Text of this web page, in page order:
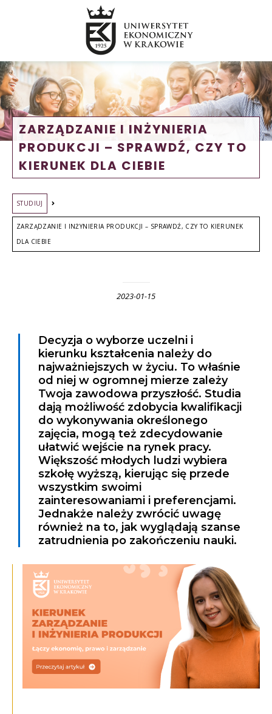
ZARZĄDZANIE I INŻYNIERIA
PRODUKCJI – SPRAWDŹ, CZY TO
KIERUNEK DLA CIEBIE
STUDIUJ
ZARZĄDZANIE I INŻYNIERIA PRODUKCJI – SPRAWDŹ, CZY TO KIERUNEK
DLA CIEBIE
2023-01-15
Decyzja o wyborze uczelni i
kierunku kształcenia należy do
najważniejszych w życiu. To właśnie
od niej w ogromnej mierze zależy
Twoja zawodowa przyszłość. Studia
dają możliwość zdobycia kwalifikacji
do wykonywania określonego
zajęcia, mogą też zdecydowanie
ułatwić wejście na rynek pracy.
Większość młodych ludzi wybiera
szkołę wyższą, kierując się przede
wszystkim swoimi
zainteresowaniami i preferencjami.
Jednakże należy zwrócić uwagę
również na to, jak wyglądają szanse
zatrudnienia po zakończeniu nauki.